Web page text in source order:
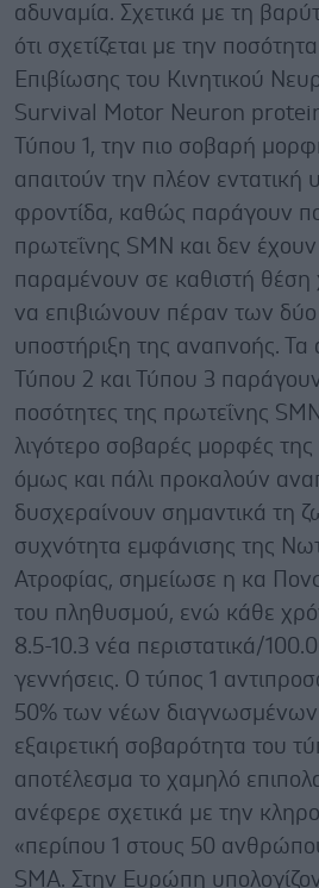
αδυναμία. Σχετικά με τη
ότι σχετίζεται με την
Επιβίωσης του Κινητικού
Survival Motor Neuron
Τύπου 1, την πιο σοβαρή
απαιτούν την πλέον εντατική
φροντίδα, καθώς παράγουν
πρωτεΐνης SMN και δεν
παραμένουν σε καθιστή θέση
να επιβιώνουν πέραν των
υποστήριξη της αναπνοής. Τα
Τύπου 2 και Τύπου 3
ποσότητες της πρωτεΐνης
λιγότερο σοβαρές μορφές της
όμως και πάλι προκαλούν
δυσχεραίνουν σημαντικά τη
συχνότητα εμφάνισης της
Ατροφίας, σημείωσε η κα
του πληθυσμού, ενώ κάθε
8.5-10.3 νέα περιστατικά/
γεννήσεις. Ο τύπος 1
50% των νέων
εξαιρετική σοβαρότητα του
αποτέλεσμα το χαμηλό
ανέφερε σχετικά με την
«περίπου 1 στους 50
SMA. Στην Ευρώπη